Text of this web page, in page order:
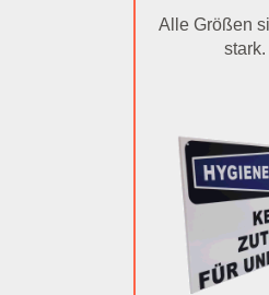
Alle Größen
stark.